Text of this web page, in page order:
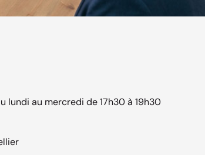
lundi au mercredi de 17h30 à 19h30